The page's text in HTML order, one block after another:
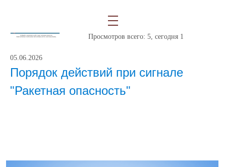
опасность"
Просмотров всего: 5, сегодня 1
05.06.2026
Порядок действий при сигнале
"Ракетная опасность"